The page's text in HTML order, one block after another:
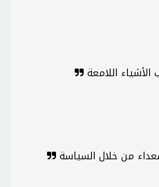
اللامعة
من خلال السياسة